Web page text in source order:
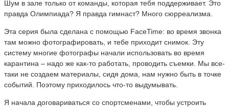
Шум в зале только от команды, которая тебя поддерживает. Это
правда Олимпиада? Я правда гимнаст? Много сюрреализма.
Эта серия была сделана с помощью FaceTime: во время звонка
там можно фотографировать, и тебе приходит снимок. Эту
систему многие фотографы начали использовать во время
карантина – надо же как-то работать, проводить съемки. Мы все-
таки не создаем материалы, сидя дома, нам нужно быть в точке
событий. Поэтому приходилось что-то выдумывать.
Я начала договариваться со спортсменами, чтобы устроить